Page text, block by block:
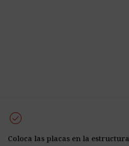
check_circle
Coloca las placas en la estructura